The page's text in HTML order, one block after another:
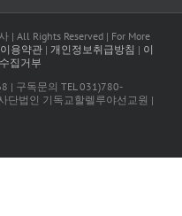
| All Rights Reserved | For More
이용약관| 개인정보취급방침 | 이
집거부
| 구독문의 TEL 031)780-
단법인 기독교할렐루야선교원 |